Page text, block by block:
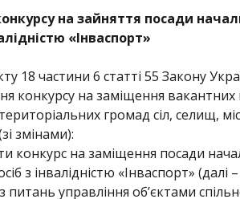
на зайняття посади
«Інваспорт»
18 частини 6 статті 55 Закону
конкурсу на заміщення вакантних
територіальних громад сіл, селищ,
змінами):
конкурс на заміщення посади
з інвалідністю «Інваспорт» (далі
питань управління об’єктами